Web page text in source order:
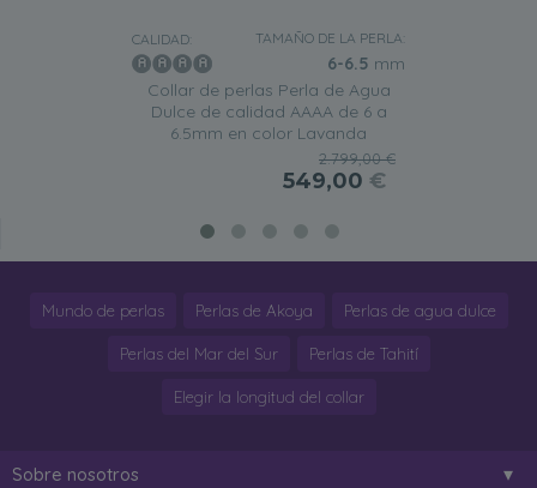
CALIDAD: TAMAÑO DE LA PERLA:
6-6.5 mm
Collar de perlas Perla de Agua
Dulce de calidad AAAA de 6 a
6.5mm en color Lavanda
2.799,00 €
549,00 €
Mundo de perlas Perlas de Akoya Perlas de agua dulce
Perlas del Mar del Sur Perlas de Tahití
Elegir la longitud del collar
Sobre nosotros